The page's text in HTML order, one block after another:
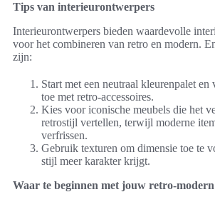
Tips van interieurontwerpers
Interieurontwerpers bieden waardevolle
voor het combineren van retro en modern.
zijn:
Start met een neutraal kleurenpalet en
toe met retro-accessoires.
Kies voor iconische meubels die het
retrostijl vertellen, terwijl moderne
verfrissen.
Gebruik texturen om dimensie toe te
stijl meer karakter krijgt.
Waar te beginnen met jouw retro-